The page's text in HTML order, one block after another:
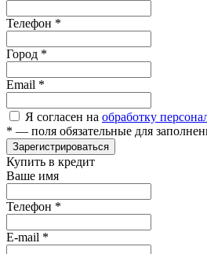
Телефон *
Город *
Email *
Я согласен на обработку
* — поля обязательные для
Зарегистрироваться
Купить в кредит
Ваше имя
Телефон *
E-mail *